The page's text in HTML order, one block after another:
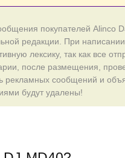
покупателей Alinco
редакции. При
лексику, так как все
после размещения,
рекламных сообщений и
будут удалены!